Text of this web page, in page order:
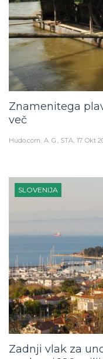
Znamenitega
več
Hudo.com A. G., STA 17. Okt
SLOVENIJA
Zadnji vlak za